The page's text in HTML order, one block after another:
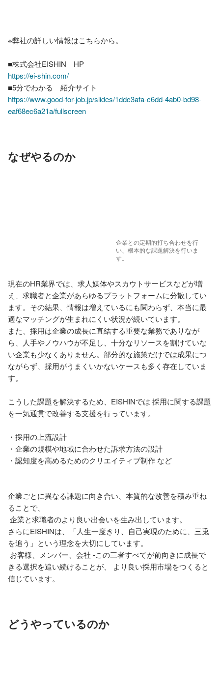
※弊社の詳しい情報はこちらから。
https://ei-shin.com/
https://www.good-for-job.jp/slides/1ddc3afa-c6dd-4ab0-bd98-
eaf68ec6a21a/fullscreen
なぜやるのか
企業との定期的打ち合わせを行
い、根本的な課題解決を行いま
す。
現在のHR業界では、求人媒体やスカウトサービスなどが増
え、求職者と企業があらゆるプラットフォームに分散してい
ます。その結果、情報は増えているにも関わらず、本当に最
適なマッチングが生まれにくい状況が続いています。
また、採用は企業の成長に直結する重要な業務でありなが
ら、人手やノウハウが不足し、十分なリソースを割けていな
い企業も少なくありません。部分的な施策だけでは成果につ
ながらず、採用がうまくいかないケースも多く存在していま
す。
こうした課題を解決するため、EISHINでは 採用に関する課題
を一気通貫で改善する支援を行っています。
・採用の上流設計
・企業の規模や地域に合わせた訴求方法の設計
・認知度を高めるためのクリエイティブ制作 など
企業ごとに異なる課題に向き合い、本質的な改善を積み重ね
ることで、
さらにEISHINは、「人生一度きり、自己実現のために、三兎
を追う」という理念を大切にしています。
きる選択を追い続けることが、 より良い採用市場をつくると
どうやっているのか